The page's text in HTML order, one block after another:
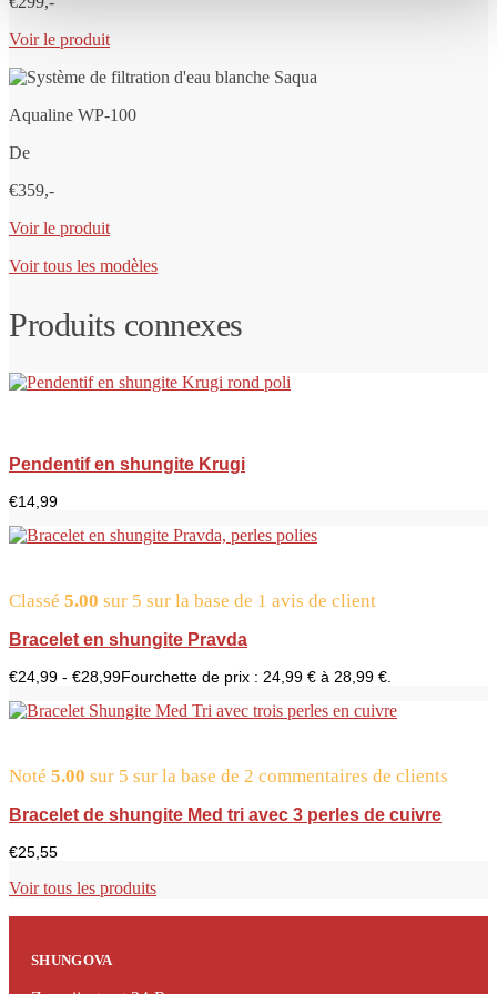
Voir le produit
Aqualine WP-100
De
€359,-
Voir le produit
Voir tous les modèles
Produits connexes
Pendentif en shungite Krugi
€14,99
Classé 5.00 sur 5 sur la base de 1 avis de client
Bracelet en shungite Pravda
€24,99 - €28,99Fourchette de prix : 24,99 € à 28,99 €.
Noté 5.00 sur 5 sur la base de 2 commentaires de clients
Bracelet de shungite Med tri avec 3 perles de cuivre
€25,55
Voir tous les produits
SHUNGOVA